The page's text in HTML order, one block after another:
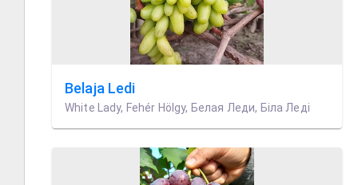
Belaja Ledi
White Lady, Fehér Hölgy, Белая Леди, Біла Леді